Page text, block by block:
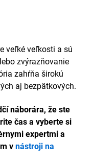
veľké veľkosti a sú
zvýrazňovanie
zahŕňa širokú
aj bezpätkových.
náborára, že ste
čas a vyberte si
expertmi a
vnástroji na